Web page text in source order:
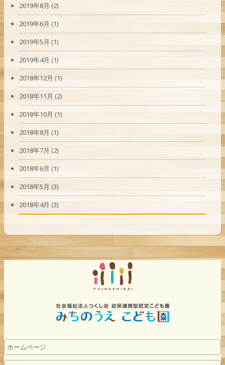
2019年8月 (2)
2019年6月 (1)
2019年5月 (1)
2019年4月 (1)
2018年12月 (1)
2018年11月 (2)
2018年10月 (1)
2018年8月 (1)
2018年7月 (2)
2018年6月 (1)
2018年5月 (3)
2018年4月 (3)
ホームページ